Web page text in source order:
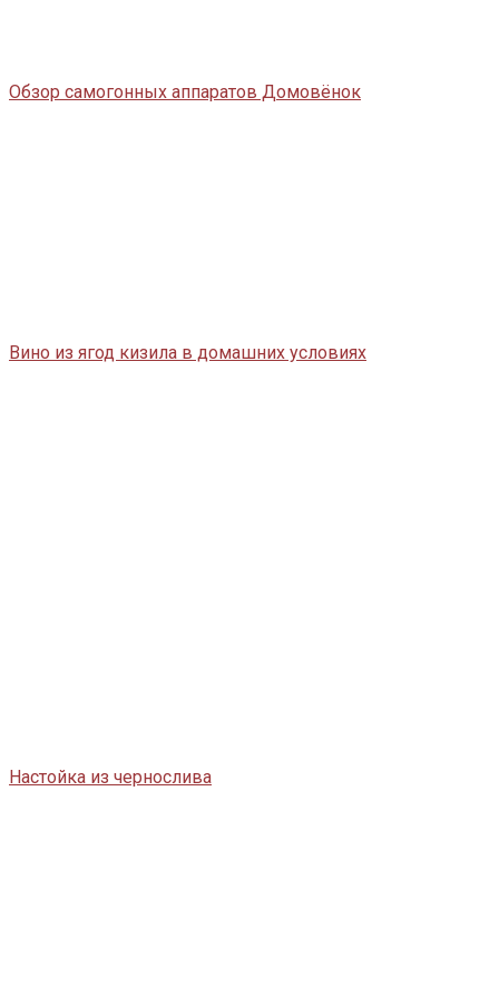
Обзор самогонных аппаратов Домовёнок
Вино из ягод кизила в домашних условиях
Настойка из чернослива